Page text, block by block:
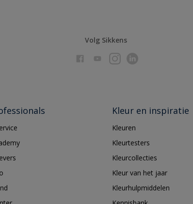
Volg Sikkens
Kleur en inspiratie
Kleuren
Kleurtesters
Kleurcollecties
Kleur van het jaar
Kleurhulpmiddelen